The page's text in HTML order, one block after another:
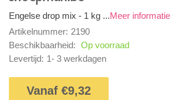
Engelse drop mix - 1 kg ...Meer informatie
Artikelnummer: 2190
Beschikbaarheid: Op voorraad
Levertijd: 1- 3 werkdagen
Vanaf €9,32